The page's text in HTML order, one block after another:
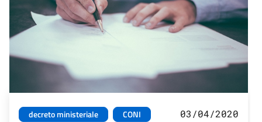
decreto ministeriale
CONI
03/04/2020